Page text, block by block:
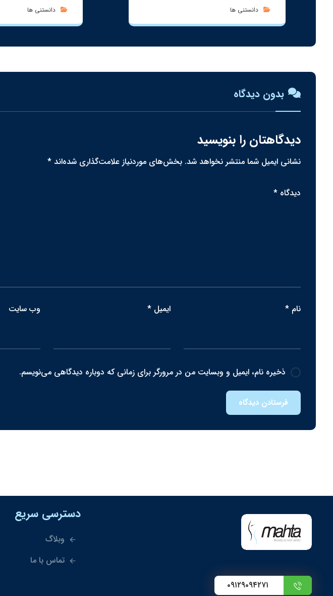
دانستنی ها دانستنی ها
بدون دیدگاه
دیدگاهتان را بنویسید
نشانی ایمیل شما منتشر نخواهد شد. بخش‌های موردنیاز علامت‌گذاری شده‌اند *
دیدگاه *
نام * ایمیل * وب‌ سایت
ذخیره نام، ایمیل و وبسایت من در مرورگر برای زمانی که دوباره دیدگاهی می‌نویسم.
فرستادن دیدگاه
۰۹۱۲۹۰۹۴۲۷۱
دسترسی سریع
وبلاگ
تماس با ما